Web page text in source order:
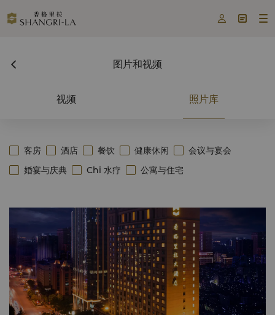
  
图片和视频
视频 照片库
客房 酒店 餐饮 健康休闲
会议与宴会
婚宴与庆典
Chi 水疗 公寓与住宅